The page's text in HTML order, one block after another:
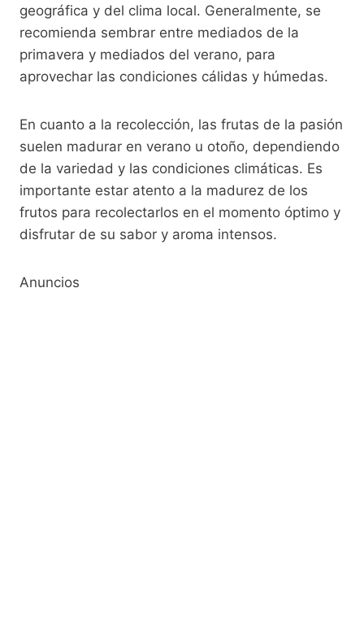
geográfica y del clima local. Generalmente, se
recomienda sembrar entre mediados de la
primavera y mediados del verano, para
aprovechar las condiciones cálidas y húmedas.
En cuanto a la recolección, las frutas de la pasión
suelen madurar en verano u otoño, dependiendo
de la variedad y las condiciones climáticas. Es
importante estar atento a la madurez de los
frutos para recolectarlos en el momento óptimo y
disfrutar de su sabor y aroma intensos.
Anuncios